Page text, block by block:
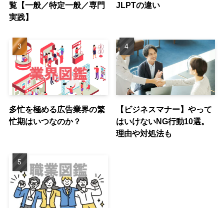
覧【一般／特定一般／専門
実践】
JLPTの違い
多忙を極める広告業界の繁
忙期はいつなのか？
【ビジネスマナー】やって
はいけないNG行動10選。
理由や対処法も